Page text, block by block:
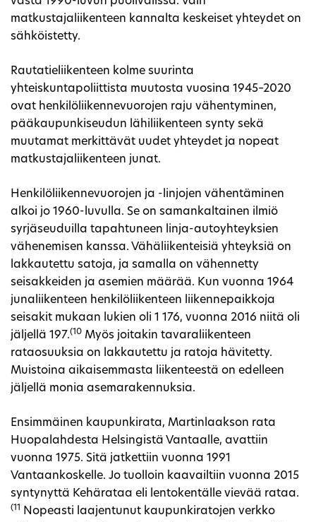
matkustajaliikenteen kannalta keskeiset yhteydet on
sähköistetty.
Rautatieliikenteen kolme suurinta
yhteiskuntapoliittista muutosta vuosina 1945–2020
ovat henkilöliikennevuorojen raju vähentyminen,
pääkaupunkiseudun lähiliikenteen synty sekä
muutamat merkittävät uudet yhteydet ja nopeat
matkustajaliikenteen junat.
Henkilöliikennevuorojen ja -linjojen vähentäminen
alkoi jo 1960-luvulla. Se on samankaltainen ilmiö
syrjäseuduilla tapahtuneen linja-autoyhteyksien
vähenemisen kanssa. Vähäliikenteisiä yhteyksiä on
lakkautettu satoja, ja samalla on vähennetty
seisakkeiden ja asemien määrää. Kun vuonna 1964
junaliikenteen henkilöliikenteen liikennepaikkoja
seisakit mukaan lukien oli 1 176, vuonna 2016 niitä oli
jäljellä 197.(10 Myös joitakin tavaraliikenteen
rataosuuksia on lakkautettu ja ratoja hävitetty.
Muistoina aikaisemmasta liikenteestä on edelleen
jäljellä monia asemarakennuksia.
Ensimmäinen kaupunkirata, Martinlaakson rata
Huopalahdesta Helsingistä Vantaalle, avattiin
vuonna 1975. Sitä jatkettiin vuonna 1991
Vantaankoskelle. Jo tuolloin kaavailtiin vuonna 2015
syntynyttä Kehärataa eli lentokentälle vievää rataa.
(11
Nopeasti laajentunut kaupunkiratojen verkko